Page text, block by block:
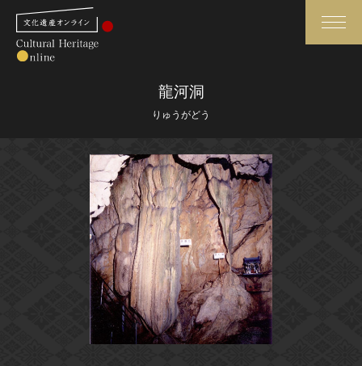
さらに詳細検索
世界遺産と無形文化遺産
全国の美術館・博物館
媒体資料・関連記事等
博物館、美術館の皆さまへ
文化庁よりご挨拶
今月のみどころ
お知らせ一覧
龍河洞
りゅうがどう